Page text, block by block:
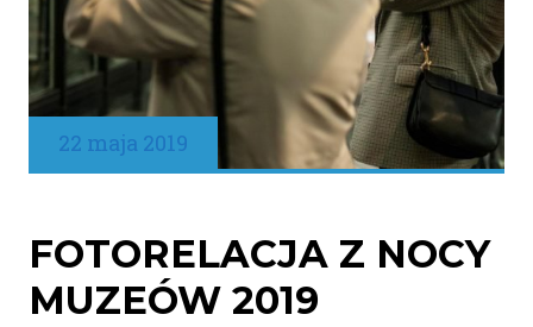
22 maja 2019
FOTORELACJA Z NOCY
MUZEÓW 2019